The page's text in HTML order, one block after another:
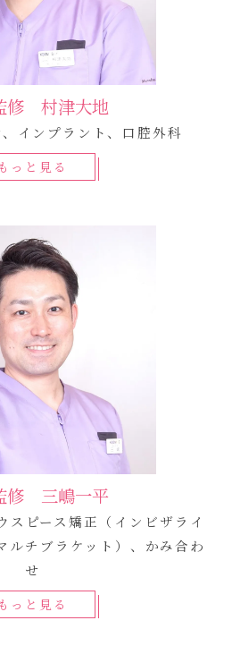
修 村津大地
インプラント、口腔外科
もっと見る
修 三嶋一平
スピース矯正（インビザライ
ルチブラケット）、かみ合わ
せ
もっと見る